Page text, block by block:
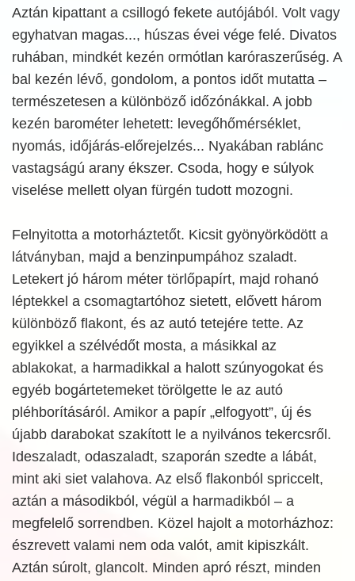
Aztán kipattant a csillogó fekete autójából. Volt vagy
egyhatvan magas..., húszas évei vége felé. Divatos
ruhában, mindkét kezén ormótlan karóraszerűség. A
bal kezén lévő, gondolom, a pontos időt mutatta –
természetesen a különböző időzónákkal. A jobb
kezén barométer lehetett: levegőhőmérséklet,
nyomás, időjárás-előrejelzés... Nyakában rablánc
vastagságú arany ékszer. Csoda, hogy e súlyok
viselése mellett olyan fürgén tudott mozogni.
Felnyitotta a motorháztetőt. Kicsit gyönyörködött a
látványban, majd a benzinpumpához szaladt.
Letekert jó három méter törlőpapírt, majd rohanó
léptekkel a csomagtartóhoz sietett, elővett három
különböző flakont, és az autó tetejére tette. Az
egyikkel a szélvédőt mosta, a másikkal az
ablakokat, a harmadikkal a halott szúnyogokat és
egyéb bogártetemeket törölgette le az autó
pléhborításáról. Amikor a papír „elfogyott”, új és
újabb darabokat szakított le a nyilvános tekercsről.
Ideszaladt, odaszaladt, szaporán szedte a lábát,
mint aki siet valahova. Az első flakonból spriccelt,
aztán a másodikból, végül a harmadikból – a
megfelelő sorrendben. Közel hajolt a motorházhoz:
észrevett valami nem oda valót, amit kipiszkált.
Aztán súrolt, glancolt. Minden apró részt, minden